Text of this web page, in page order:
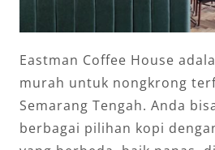
Eastman Coffee House
murah untuk nongkrong
Semarang Tengah. Anda
berbagai pilihan kopi